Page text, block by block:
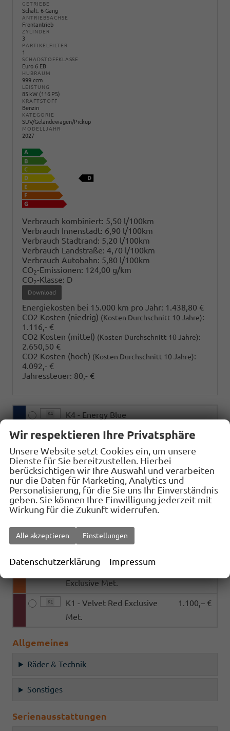
GETRIEBE
Schalt. 6-Gang
ANTRIEBSACHSE
Frontantrieb
ZYLINDER
3
PARTIKELFILTER
1
SCHADSTOFFKLASSE
Euro 6 EB
HUBRAUM
999 ccm
LEISTUNG
85 kW (116 PS)
KRAFTSTOFF
Benzin
KATEGORIE
SUV/Geländewagen/Pickup
MODELLJAHR
2027
Verbrauch kombiniert: 5,50 l/100km
Verbrauch Innenstadt: 6,90 l/100km
Verbrauch Stadtrand: 5,20 l/100km
Verbrauch Landstraße: 4,70 l/100km
Verbrauch Autobahn: 5,80 l/100km
CO2-Emissionen: 124,00 g/km
CO2-Klasse: D
Download
Energiekosten bei 15.000 km pro Jahr: 1.438,80 €
CO2 Kosten (niedrig) (Kosten Durchschnitt 10 Jahre):
1.116,- €
CO2 Kosten (mittel) (Kosten Durchschnitt 10 Jahre):
2.650,50 €
CO2 Kosten (hoch) (Kosten Durchschnitt 10 Jahre):
4.092,- €
Jahressteuer: 80,- €
K4 K4 - Energy Blue
9P 9P - Candy White 532,– €
1Z 1Z - Black Magic Met. 670,– €
2Y 2Y - Moon White Met. 670,– €
5X 5X - Graphite Grey Met. 670,– €
8X 8X - Race Blue Met.
B3
B3 - Smokey Diamond Silver
2X - Phoenix Orange
Exclusive Met.
K1
K1 - Velvet Red Exclusive
Met.
1.100,– €
Allgemeines
Räder & Technik
Sonstiges
Serienausstattungen
Wir respektieren Ihre Privatsphäre
Unsere Website setzt Cookies ein, um unsere
Dienste für Sie bereitzustellen. Hierbei
berücksichtigen wir Ihre Auswahl und verarbeiten
nur die Daten für Marketing, Analytics und
Personalisierung, für die Sie uns Ihr Einverständnis
geben. Sie können Ihre Einwilligung jederzeit mit
Wirkung für die Zukunft widerrufen.
Alle akzeptieren Einstellungen
Datenschutzerklärung Impressum